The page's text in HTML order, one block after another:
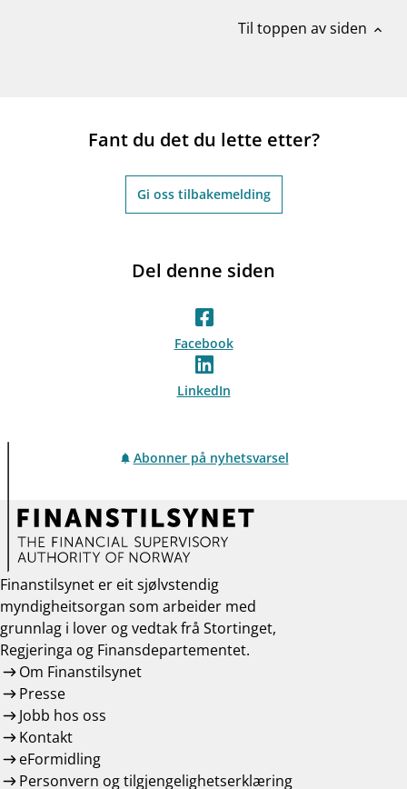
Til toppen av siden expand_less
Fant du det du lette etter?
Gi oss tilbakemelding
Del denne siden
Facebook
LinkedIn
Abonner på nyhetsvarsel
Finanstilsynet er eit sjølvstendig
myndigheitsorgan som arbeider med
grunnlag i lover og vedtak frå Stortinget,
Regjeringa og Finansdepartementet.
Om Finanstilsynet
Presse
Jobb hos oss
Kontakt
eFormidling
Personvern og tilgjengelighetserklæring